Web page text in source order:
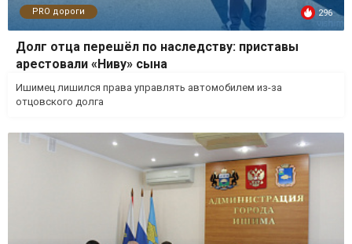
PRO дороги 296
Долг отца перешёл по наследству: приставы
арестовали «Ниву» сына
Ишимец лишился права управлять автомобилем из-за
отцовского долга